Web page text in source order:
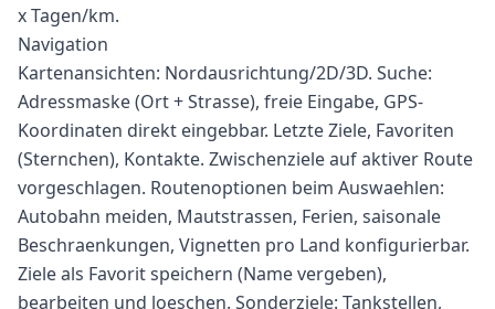
x Tagen/km.
Navigation
Kartenansichten: Nordausrichtung/2D/3D. Suche:
Adressmaske (Ort + Strasse), freie Eingabe, GPS-
Koordinaten direkt eingebbar. Letzte Ziele, Favoriten
(Sternchen), Kontakte. Zwischenziele auf aktiver Route
vorgeschlagen. Routenoptionen beim Auswaehlen:
Autobahn meiden, Mautstrassen, Ferien, saisonale
Beschraenkungen, Vignetten pro Land konfigurierbar.
Ziele als Favorit speichern (Name vergeben),
bearbeiten und loeschen. Sonderziele: Tankstellen,